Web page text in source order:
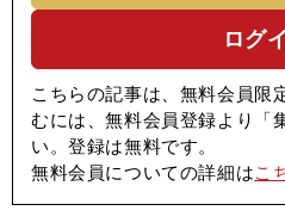
ログ
こちらの記事は、無料会員限
むには、無料会員登録より「
い。登録は無料です。
無料会員についての詳細はこ